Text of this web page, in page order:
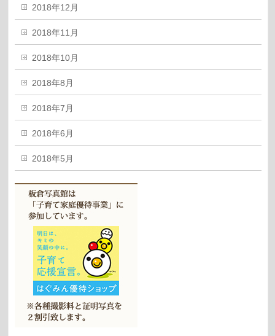
2018年12月
2018年11月
2018年10月
2018年8月
2018年7月
2018年6月
2018年5月